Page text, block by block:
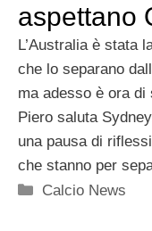
aspettano
L’Australia è stata
che lo separano
ma adesso è ora di
Piero saluta
una pausa di
che stanno per
Categorie
Calcio News